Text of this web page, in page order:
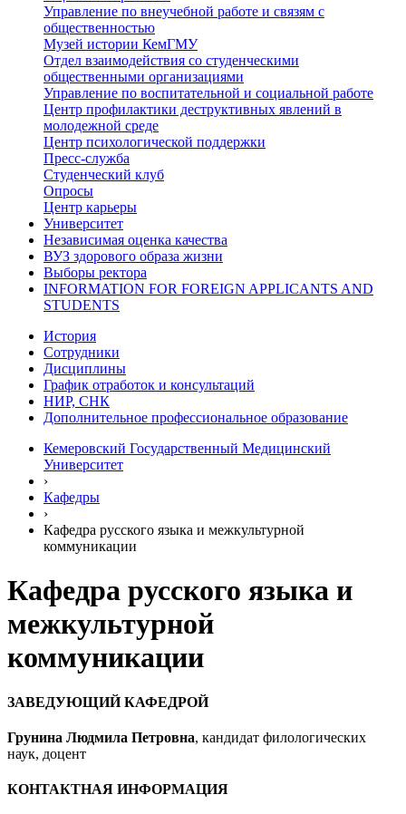
Управление по внеучебной работе и связям с
общественностью
Музей истории КемГМУ
Отдел взаимодействия со студенческими
общественными организациями
Управление по воспитательной и социальной работе
Центр профилактики деструктивных явлений в
молодежной среде
Центр психологической поддержки
Пресс-служба
Студенческий клуб
Опросы
Центр карьеры
Университет
Независимая оценка качества
ВУЗ здорового образа жизни
Выборы ректора
INFORMATION FOR FOREIGN APPLICANTS AND
STUDENTS
История
Сотрудники
Дисциплины
График отработок и консультаций
НИР, СНК
Дополнительное профессиональное образование
Кемеровский Государственный Медицинский
Университет
›
Кафедры
›
Кафедра русского языка и межкультурной
коммуникации
Кафедра русского языка и
межкультурной
коммуникации
ЗАВЕДУЮЩИЙ КАФЕДРОЙ
Грунина Людмила Петровна, кандидат филологических
наук, доцент
КОНТАКТНАЯ ИНФОРМАЦИЯ